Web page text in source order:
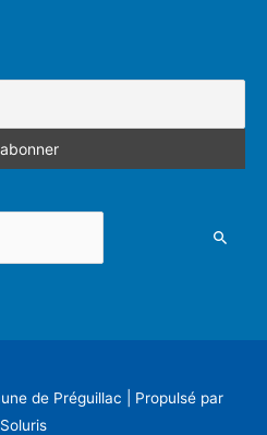
de Préguillac | Propulsé par
Soluris